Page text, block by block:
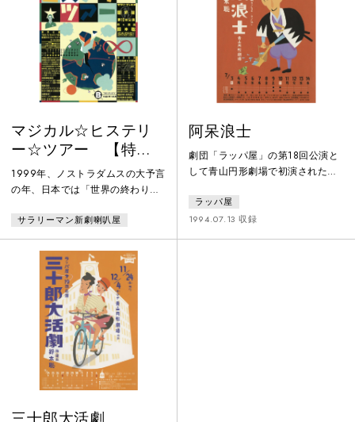
マジカル☆ヒステリ
ー☆ツアー 【特別
編集版】
1999年、ノストラダムスの大予言
の年、日本では「世界の終わり」
ゲームが流行るなど「最後の一日
をどう過ごすのか」が一番の関心
事となっていた。大手広告代理店
では「ラストデイプロジェクト」
と称し、「世界の終わり」を盛り
上げるために、ベトナム難民の超
能力者、ジョン・マイケル・パオ
という青年をカリスマとして祭り
上げる。消費し続けることに飽き
た人々は「悔い改めよ」というパ
サラリーマン新劇喇叭屋
阿呆浪士
劇団「ラッパ屋」の第18回公演と
して青山円形劇場で初演された、
の魚屋「八」が、赤穂浪士として
討ち入りを果たすまでを描く。
ラッパ屋
1994.07.13 収録